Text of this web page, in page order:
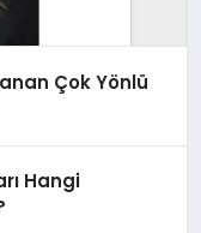
Çok Yönlü
Hangi